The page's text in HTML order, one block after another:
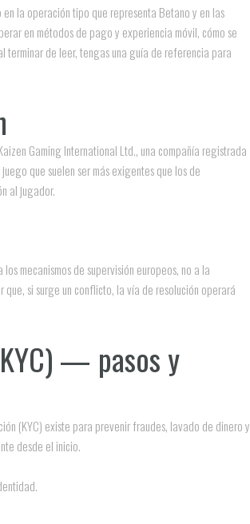
la operación tipo que representa Betano y en las
en métodos de pago y experiencia móvil, cómo se
terminar de leer, tengas una guía de referencia para
Gaming International Ltd., una compañía registrada
que suelen ser más exigentes que los de
al jugador.
mecanismos de supervisión europeos, no a la
si surge un conflicto, la vía de resolución operará
— pasos y
(KYC) existe para prevenir fraudes, lavado de dinero y
desde el inicio.